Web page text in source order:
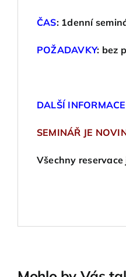
ČAS:1denní
POŽADAVKY: bez
DALŠÍ
SEMINÁŘ JE
Všechny